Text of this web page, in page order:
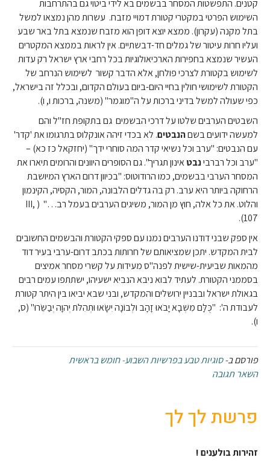
קטנים. התפשטות המסחר בבשמים בא לידי ביטוי גם בהתרחבות
השימוש הפרטי במקטרי קטורת דמויי מזבח. עשרות מהן נמצאו למשל
בתל מקנה (עקרון). ממצא יוצא דופן הוא מזבח שנמצא בתל באר שבע
ועליו חרות עיטור של גמלים חד-דבשתיים. אין לראות בממצא המקטרים
העשיר שנמצא בחפירות הארכיאולוגיות בכל רחבי ארץ ישראל רק עדות
לשימוש בקטורת לצרכי פולחן, אלא הדבר קשור לשימוש הנרחב של
הקטורת לשימושי חולין בחיי היום-ביום בעולם הקדום, ובכלל זה בישראל,
כפי שעולה למשל בדיני ברכות על ה"מוגמר" (משנה, ברכות ו, ו).
השבטים הערבים שלטו על דרכי הבשמים גם בתקופת חז"ל והם
למעשה ידועים בשםהנבטים. לא בכדי זיהה אונקלוס בתרגומו את 'קדר'
עם הנבטים: "ערב וכל נשיאי קדר המה סוחרי ידך" (יחזקאל כז כא) –
"ערב וכל רברבינבטאינון תגריך". גם הסופרים היוונים והרומים תיארו את
המסחר הערבי בבשמים, כמו הרודוטוס: "בכיוון דרום הארץ המיושבת
הרחוקה ביותר היא ערב. רק בה גדלים הלבונה, המור, הקסיה, הקינמון
והלוט. את כל אלה, חוץ מן המור, משיגים הערבים בעמל רב…" ( III,
107).
אין ספק שבני דודנו הערבים נמנו עם ספקי הקטורת והבשמים החשובים
לבית המקדש. יתכן שמציאותם של חרותות בכתב דרום-ערבי בעיר דוד
מהמאות שביעית-שישית לפנה"ס מעידות על קשרי מסחר אמיצים
בסממני הקטורת. לעתיד לבוא ניבא הנביא ישעיהו, ישתתפו עמים רבים
בגאולת ישראל ובבניין ירושלים והמקדש, ובני שבא יביאו בין היתר קטורת
לעבודת ה': "כֻּלָּם מִשְּׁבָא יָבֹאוּ זָהָב וּלְבוֹנָה יִשָּׂאוּ וּתְהִלֹּת יְהוָה יְבַשֵּׂרוּ" (ס,
ו).
פורסם ב-סוגיות טבע בפרשיות השבוע- חומש בראשית
השאר תגובה
פרשת לך לך
זהירות בולענים!